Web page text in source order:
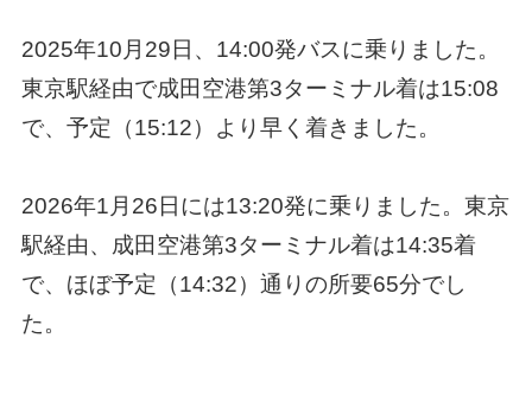
2025年10月29日、14:00発バスに乗りました。
東京駅経由で成田空港第3ターミナル着は15:08
で、予定（15:12）より早く着きました。
2026年1月26日には13:20発に乗りました。東京
駅経由、成田空港第3ターミナル着は14:35着
で、ほぼ予定（14:32）通りの所要65分でし
た。